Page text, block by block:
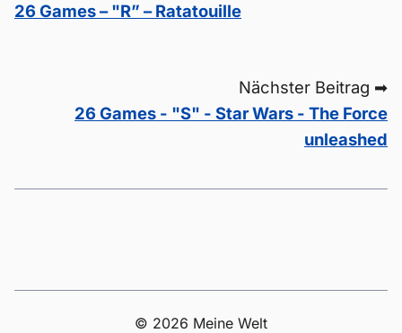
26 Games – "R” – Ratatouille
Nächster Beitrag ➡
26 Games - "S" - Star Wars - The Force
unleashed
© 2026 Meine Welt